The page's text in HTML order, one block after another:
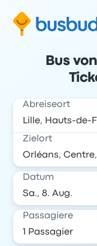
Bus
Abreiseort
Zielort
Datum
Passagiere